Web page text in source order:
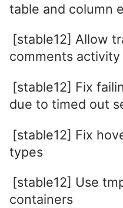
table and column
[stable12] Allow
comments
[stable12] Fix
due to timed out
[stable12] Fix
types
[stable12] Use
containers